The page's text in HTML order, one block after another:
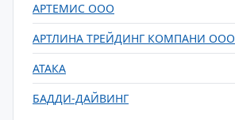
АРТЕМИС ООО
АРТЛИНА ТРЕЙДИНГ КОМПАНИ ООО
АТАКА
БАДДИ-ДАЙВИНГ